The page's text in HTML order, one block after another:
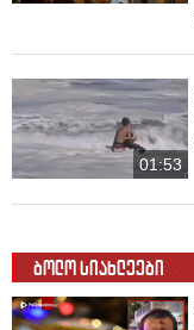
01:53
ბოლო სიახლეები